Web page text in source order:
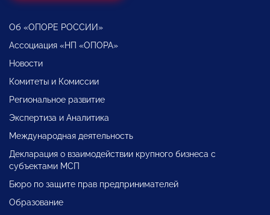
Об «ОПОРЕ РОССИИ»
Ассоциация «НП «ОПОРА»
Новости
Комитеты и Комиссии
Региональное развитие
Экспертиза и Аналитика
Международная деятельность
Декларация о взаимодействии крупного бизнеса с
субъектами МСП
Бюро по защите прав предпринимателей
Образование